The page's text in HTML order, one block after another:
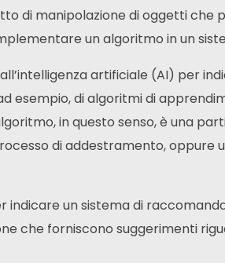
di manipolazione di oggetti che
un algoritmo in un
artificiale (AI) per
esempio, di algoritmi di
in questo senso, è una
di addestramento,
un sistema di
che forniscono suggerimenti